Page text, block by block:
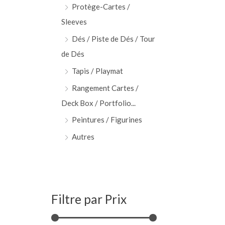
Protège-Cartes /
Sleeves
Dés / Piste de Dés / Tour
de Dés
Tapis / Playmat
Rangement Cartes /
Deck Box / Portfolio...
Peintures / Figurines
Autres
Filtre par Prix